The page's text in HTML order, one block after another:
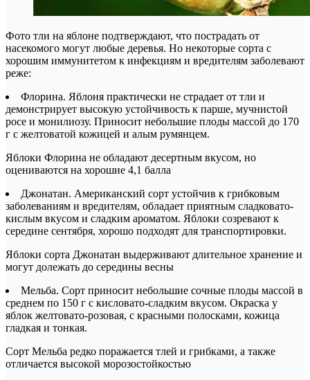
Фото тли на яблоне подтверждают, что пострадать от
насекомого могут любые деревья. Но некоторые сорта с
хорошим иммунитетом к инфекциям и вредителям заболевают
реже:
Флорина. Яблоня практически не страдает от тли и
демонстрирует высокую устойчивость к парше, мучнистой
росе и монилиозу. Приносит небольшие плоды массой до 170
г с желтоватой кожицей и алым румянцем.
Яблоки Флорина не обладают десертным вкусом, но
оцениваются на хорошие 4,1 балла
Джонатан. Американский сорт устойчив к грибковым
заболеваниям и вредителям, обладает приятным сладковато-
кислым вкусом и сладким ароматом. Яблоки созревают к
середине сентября, хорошо подходят для транспортировки.
Яблоки сорта Джонатан выдерживают длительное хранение и
могут долежать до середины весны
Мельба. Сорт приносит небольшие сочные плоды массой в
среднем по 150 г с кисловато-сладким вкусом. Окраска у
яблок желтовато-розовая, с красными полосками, кожица
гладкая и тонкая.
Сорт Мельба редко поражается тлей и грибками, а также
отличается высокой морозостойкостью